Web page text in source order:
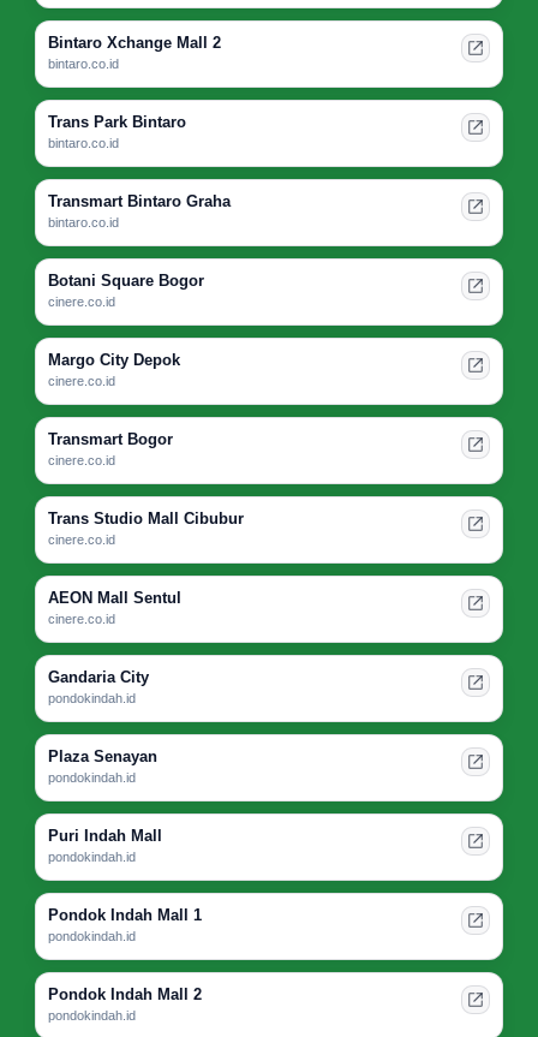
Bintaro Xchange Mall 2
bintaro.co.id
Trans Park Bintaro
bintaro.co.id
Transmart Bintaro Graha
bintaro.co.id
Botani Square Bogor
cinere.co.id
Margo City Depok
cinere.co.id
Transmart Bogor
cinere.co.id
Trans Studio Mall Cibubur
cinere.co.id
AEON Mall Sentul
cinere.co.id
Gandaria City
pondokindah.id
Plaza Senayan
pondokindah.id
Puri Indah Mall
pondokindah.id
Pondok Indah Mall 1
pondokindah.id
Pondok Indah Mall 2
pondokindah.id